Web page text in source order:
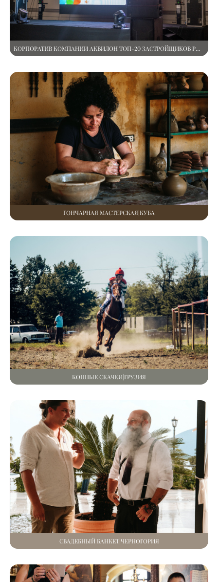
КОРПОРАТИВ КОМПАНИИ АКВИЛОН ТОП-20 ЗАСТРОЙЩИКОВ РОССИИ|ТУРЦИЯ
ГОНЧАРНАЯ МАСТЕРСКАЯ|КУБА
КОННЫЕ СКАЧКИ|ГРУЗИЯ
СВАДЕБНЫЙ БАНКЕТ|ЧЕРНОГОРИЯ